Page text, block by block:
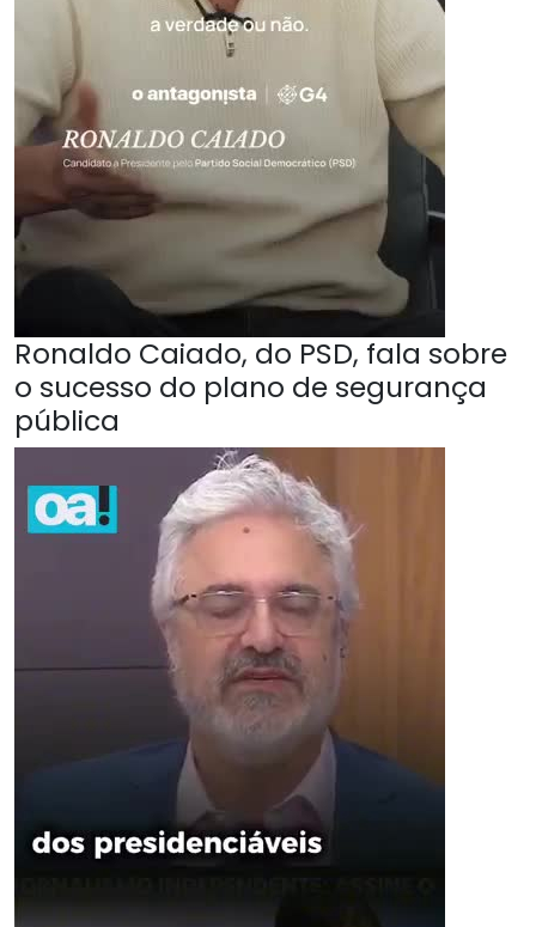
Ronaldo Caiado, do PSD, fala sobre
o sucesso do plano de segurança
pública